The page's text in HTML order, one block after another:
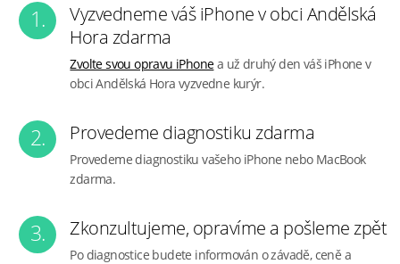
1.
Vyzvedneme váš iPhone v obci Andělská
Hora zdarma
Zvolte svou opravu iPhonea už druhý den váš iPhone v
obci Andělská Hora vyzvedne kurýr.
2. Provedeme diagnostiku zdarma
Provedeme diagnostiku vašeho iPhone nebo MacBook
zdarma.
3. Zkonzultujeme, opravíme a pošleme zpět
Po diagnostice budete informován o závadě, ceně a